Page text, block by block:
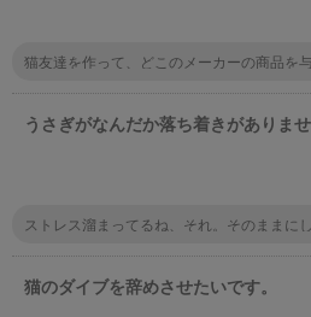
猫友達を作って、どこのメーカーの商品を
に食べてもらうと良いのでは？
うさぎがなんだか落ち着きがありませ
ストレス溜まってるね、それ。そのままに
猫のダイブを辞めさせたいです。